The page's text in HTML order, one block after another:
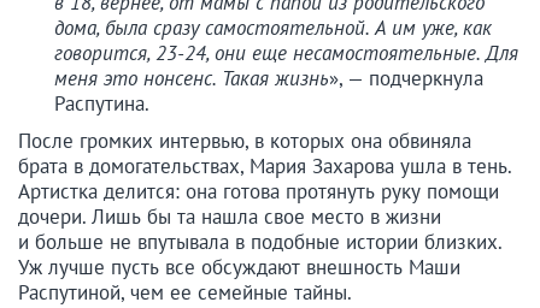
дома, была сразу самостоятельной. А им уже, как
говорится, 23-24, они еще несамостоятельные. Для
меня это нонсенс. Такая жизнь», — подчеркнула
Распутина.
После громких интервью, в которых она обвиняла
брата в домогательствах, Мария Захарова ушла в тень.
Артистка делится: она готова протянуть руку помощи
дочери. Лишь бы та нашла свое место в жизни
и больше не впутывала в подобные истории близких.
Уж лучше пусть все обсуждают внешность Маши
Распутиной, чем ее семейные тайны.